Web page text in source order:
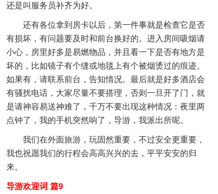
还是叫服务员补齐为好。
还有各位拿到房卡以后，第一件事就是检查它是否
有损坏，有问题要及时和前台换好的。进入房间吸烟请
小心，房里好多是易燃物品，并且看一下是否有地方是
坏的，比如镜子有个缝或地毯上有个被烟烫过的痕迹。
如果有，请联系前台，告知情况。最后就是好多酒店会
有骚扰电话，大家尽量不要搭理，否则一旦开了门，就
是请神容易送神难了，千万不要出现这种情况：夜里两
点钟了，我的手机突然响了，导游，我派出所呢。
我们在外面旅游，玩固然重要，不过安全更重要，
我也祝愿我们的行程会高高兴兴的去，平平安安的归
来。
导游欢迎词 篇9